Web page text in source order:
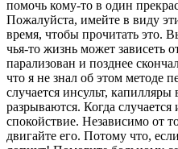
помочь кому-то в один
Пожалуйста, имейте в виду
время, чтобы прочитать это.
чья-то жизнь может зависеть
парализован и позднее
что я не знал об этом методе
случается инсульт,
разрываются. Когда случается
спокойствие. Независимо от
двигайте его. Потому что,